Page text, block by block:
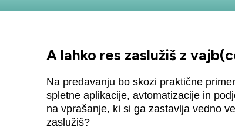
A lahko res zaslužiš z
Na predavanju bo skozi praktične
spletne aplikacije, avtomatizacije in
na vprašanje, ki si ga zastavlja vedno
zaslužiš?